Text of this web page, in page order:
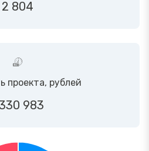
2 804
проекта, рублей
983